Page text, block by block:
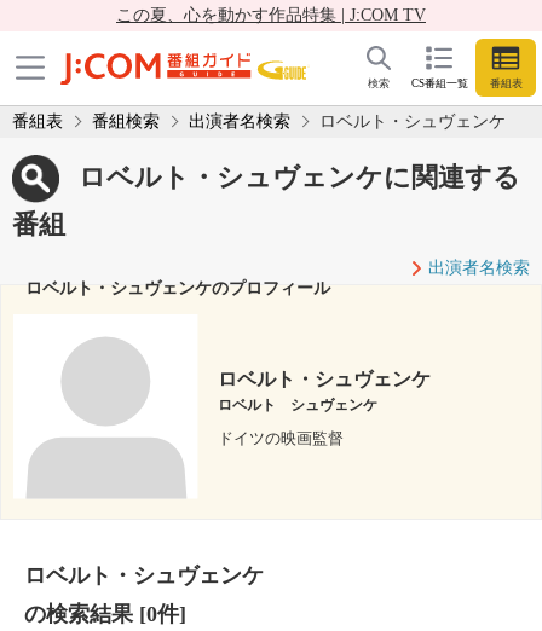
この夏、心を動かす作品特集 | J:COM TV
CS番組一覧 番組表
検索
番組表 番組検索 出演者名検索 ロベルト・シュヴェンケ
ロベルト・シュヴェンケに関連する
番組
出演者名検索
ロベルト・シュヴェンケのプロフィール
ロベルト・シュヴェンケ
ロベルト シュヴェンケ
ドイツの映画監督
ロベルト・シュヴェンケ
の検索結果[0件]